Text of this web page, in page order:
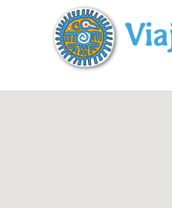
replica rolex air king watches